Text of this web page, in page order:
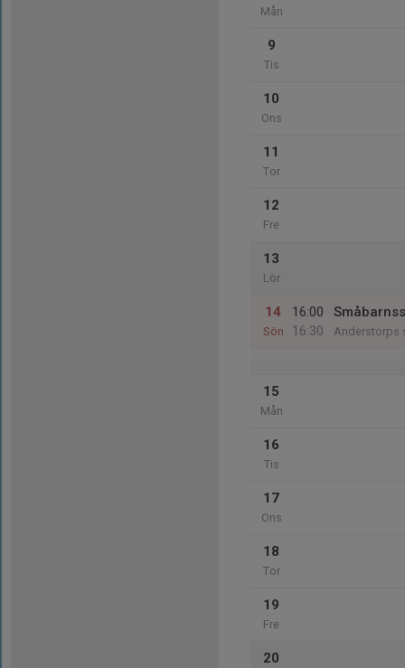
Mån
9
Tis
10
Ons
11
Tor
12
Fre
13
Lör
14
Sön
16:00
16:30
Anderstorps
15
Mån
16
Tis
17
Ons
18
Tor
19
Fre
20